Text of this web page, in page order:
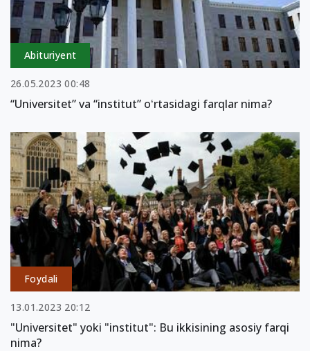
Abituriyent
26.05.2023 00:48
“Universitet” va “institut” oʻrtasidagi farqlar nima?
Foydali
13.01.2023 20:12
"Universitet" yoki "institut": Bu ikkisining asosiy farqi
nima?